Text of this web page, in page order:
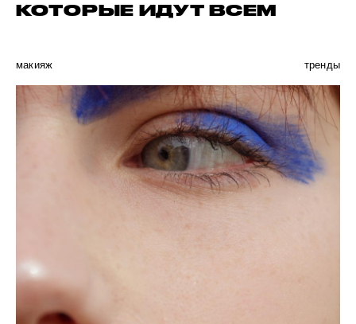
КОТОРЫЕ ИДУТ ВСЕМ
макияж тренды